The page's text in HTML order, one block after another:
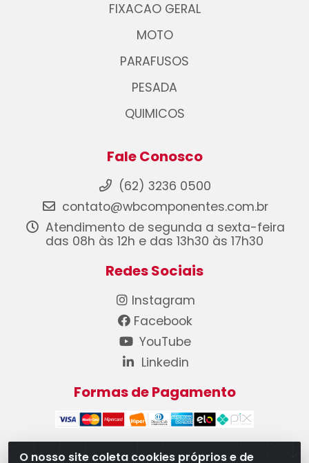
O nosso site coleta cookies próprios e de
FIXACAO GERAL
MOTO
PARAFUSOS
PESADA
QUIMICOS
Fale Conosco
(62) 3236 0500
contato@wbcomponentes.com.br
Atendimento de segunda a sexta-feira
das 08h às 12h e das 13h30 às 17h30
Redes Sociais
Instagram
Facebook
YouTube
Linkedin
Formas de Pagamento